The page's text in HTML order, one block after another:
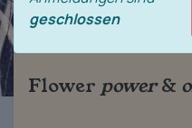
geschlossen
Flower power&